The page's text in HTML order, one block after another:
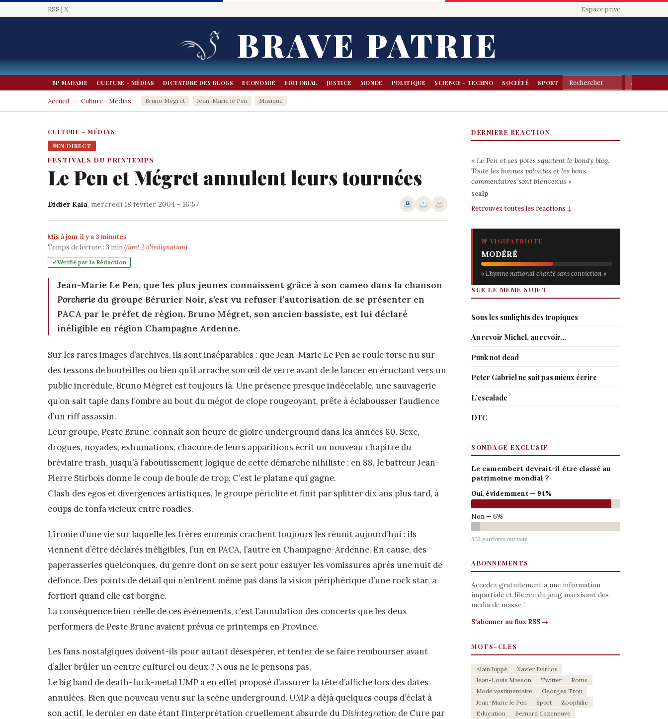
RSS | X Espace prive
BRAVE PATRIE
BP MADAME CULTURE - MÉDIAS DICTATURE DES BLOGS ECONOMIE EDITORIAL JUSTICE MONDE POLITIQUE SCIENCE - TECHNO SOCIÉTÉ SPORT
Accueil › Culture - Médias Bruno Mégret Jean-Marie le Pen Musique
CULTURE - MÉDIAS
EN DIRECT
FESTIVALS DU PRINTEMPS
Le Pen et Mégret annulent leurs tournées
Didier Kala, mercredi 18 février 2004 - 16:57
Mis à jour il y a 3 minutes
Temps de lecture : 3 min(dont 2 d'indignation)
Vérifié par la Rédaction
Jean-Marie Le Pen, que les plus jeunes connaissent grâce à son cameo dans la chanson
Porcheriedu groupe Bérurier Noir, s’est vu refuser l’autorisation de se présenter en
PACA par le préfet de région. Bruno Mégret, son ancien bassiste, est lui déclaré
inéligible en région Champagne Ardenne.
Sur les rares images d’archives, ils sont inséparables : que Jean-Marie Le Pen se roule torse nu sur
des tessons de bouteilles ou bien qu’il arrache son œil de verre avant de le lancer en éructant vers un
public incrédule, Bruno Mégret est toujours là. Une présence presque indécelable, une sauvagerie
qu’on sait tapie dans l’ombre au bout du mégot de clope rougeoyant, prête à éclabousser l’audience
d’un riff assassin.
Leur groupe, Peste Brune, connaît son heure de gloire underground dans les années 80. Sexe,
drogues, noyades, exhumations, chacune de leurs apparitions écrit un nouveau chapitre du
bréviaire trash, jusqu’à l’aboutissement logique de cette démarche nihiliste : en 88, le batteur Jean-
Pierre Stirbois donne le coup de boule de trop. C’est le platane qui gagne.
Clash des egos et divergences artistiques, le groupe périclite et finit par splitter dix ans plus tard, à
coups de tonfa vicieux entre roadies.
L’ironie d’une vie sur laquelle les frères ennemis crachent toujours les réunit aujourd’hui : ils
viennent d’être déclarés inéligibles, l’un en PACA, l’autre en Champagne-Ardenne. En cause, des
paperasseries quelconques, du genre dont on se sert pour essuyer les vomissures après une nuit de
défonce. Des points de détail qui n’entrent même pas dans la vision périphérique d’une rock star, a
fortiori quand elle est borgne.
La conséquence bien réelle de ces événements, c’est l’annulation des concerts que les deux
performers de Peste Brune avaient prévus ce printemps en Province.
Les fans nostalgiques doivent-ils pour autant désespérer, et tenter de se faire rembourser avant
d’aller brûler un centre culturel ou deux ? Nous ne le pensons pas.
Le big band de death-fuck-metal UMP a en effet proposé d’assurer la tête d’affiche lors des dates
annulées. Bien que nouveau venu sur la scène underground, UMP a déjà quelques coups d’éclat à
son actif, le dernier en date étant l’interprétation cruellement absurde duDisintegration de Cure par
DERNIERE REACTION
« Le Pen et ses potes squatent le bondy blog.
Toute les bonnes volontés et les bons
commentaires sont bienvenus »
scalp
Retrouvez toutes les reactions ↓
🚨 VIGIPATRIOTE
MODÉRÉ
« L’hymne national chanté sans conviction »
SUR LE MEME SUJET
Sous les sunlights des tropiques
Au revoir Michel, au revoir…
Punk not dead
Peter Gabriel ne sait pas mieux écrire
L’escalade
DTC
SONDAGE EXCLUSIF
Le camembert devrait-il être classé au
patrimoine mondial ?
Oui, évidemment — 94%
Non — 6%
832 patriotes ont voté
ABONNEMENTS
Accedez gratuitement a une information
impartiale et liberee du joug marxisant des
media de masse !
S'abonner au flux RSS →
MOTS-CLES
Alain Juppé
Xavier Darcos
Jean-Louis Masson
Twitter
Roms
Mode vestimentaire
Georges Tron
Jean-Marie le Pen
Sport
Zoophilie
Education
Bernard Cazeneuve